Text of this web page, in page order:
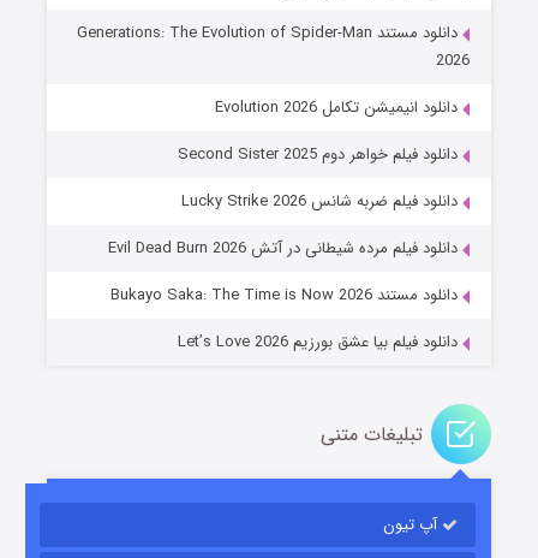
جادوگری در مغولستان
باب اسفنجی فصل ۱۷
قسمت۶ (زیرنویس) منتشر شد
دانلود مستند Generations: The Evolution of Spider-Man
2026
دانلود انیمیشن تکامل Evolution 2026
دانلود فیلم خواهر دوم Second Sister 2025
دانلود فیلم ضربه شانس Lucky Strike 2026
دانلود فیلم مرده شیطانی در آتش Evil Dead Burn 2026
دانلود مستند Bukayo Saka: The Time is Now 2026
دانلود فیلم بیا عشق بورزیم Let’s Love 2026
تبلیغات متنی
آپ تیون